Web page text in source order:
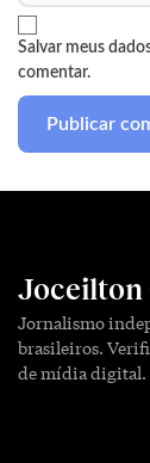
Salvar meus
comentar.
Joceilton
Jornalismo
brasileiros.
de mídia digital.